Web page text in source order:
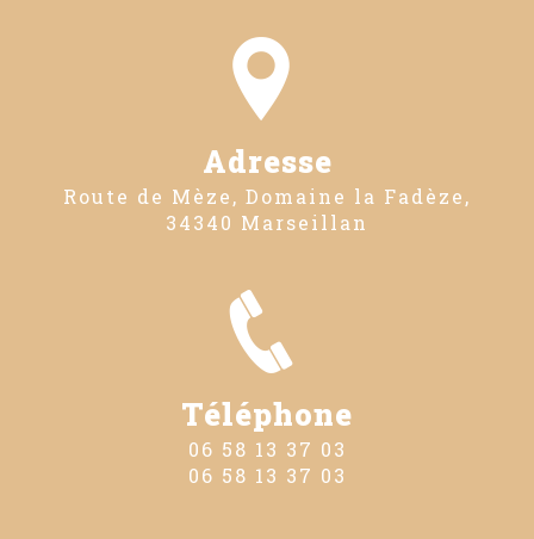
Adresse
Route de Mèze, Domaine la Fadèze,
34340 Marseillan
Téléphone
06 58 13 37 03
06 58 13 37 03